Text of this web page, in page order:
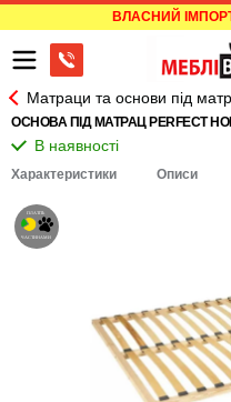
ВЛАСНИЙ
Матраци та основи під
ОСНОВА ПІД МАТРАЦ PERFECT
Характеристики Описи